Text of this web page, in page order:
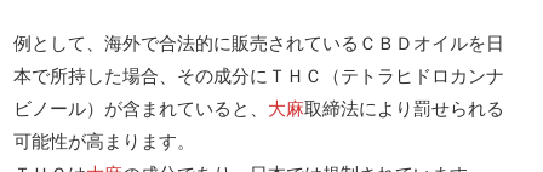
例として、海外で合法的に販売されているＣＢＤオイルを日
本で所持した場合、その成分にＴＨＣ（テトラヒドロカンナ
ビノール）が含まれていると、 大麻取締法により罰せられる
可能性が高まります。